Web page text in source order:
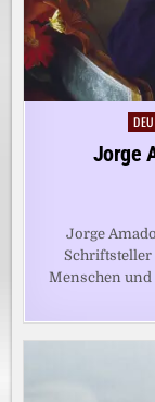
Jorge
Jorge
Schriftsteller
Menschen